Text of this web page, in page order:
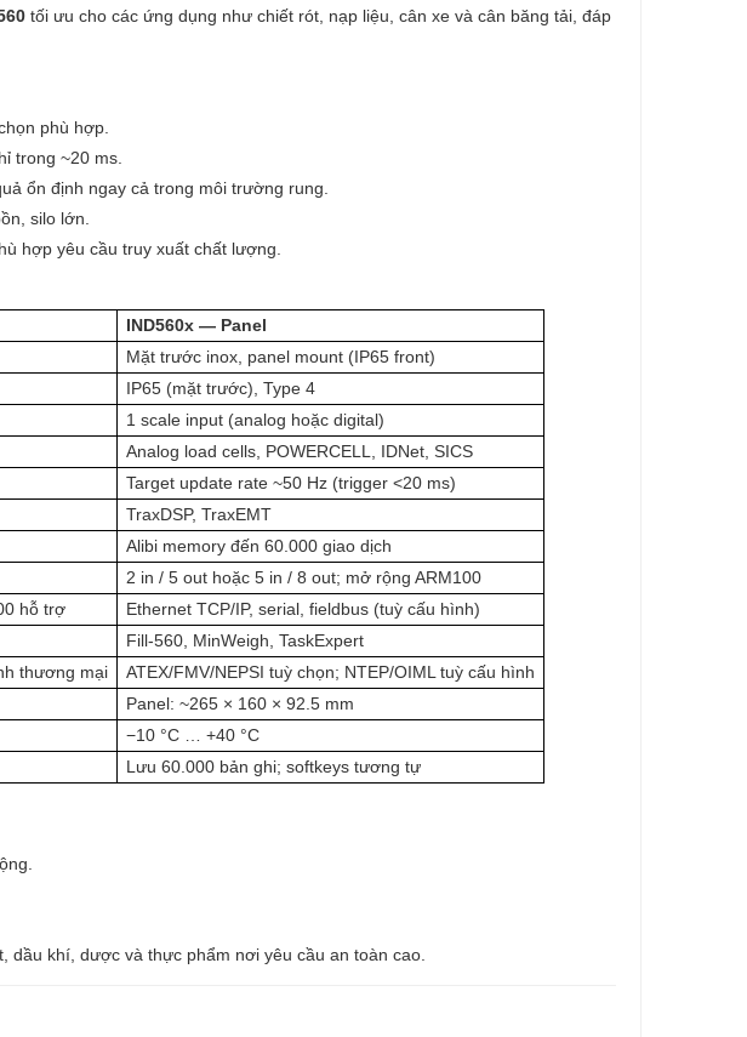
tối ưu cho các ứng dụng như chiết rót, nạp liệu, cân xe và cân băng tải, đáp
phù hợp.
trong ~20 ms.
ổn định ngay cả trong môi trường rung.
silo lớn.
hợp yêu cầu truy xuất chất lượng.
IND560x — Panel
Mặt trước inox, panel mount (IP65 front)
IP65 (mặt trước), Type 4
1 scale input (analog hoặc digital)
Analog load cells, POWERCELL, IDNet, SICS
Target update rate ~50 Hz (trigger <20 ms)
TraxDSP, TraxEMT
Alibi memory đến 60.000 giao dịch
2 in / 5 out hoặc 5 in / 8 out; mở rộng ARM100
hỗ trợ
Ethernet TCP/IP, serial, fieldbus (tuỳ cấu hình)
Fill-560, MinWeigh, TaskExpert
thương mại
ATEX/FMV/NEPSI tuỳ chọn; NTEP/OIML tuỳ cấu hình
Panel: ~265 × 160 × 92.5 mm
−10 °C … +40 °C
Lưu 60.000 bản ghi; softkeys tương tự
dầu khí, dược và thực phẩm nơi yêu cầu an toàn cao.